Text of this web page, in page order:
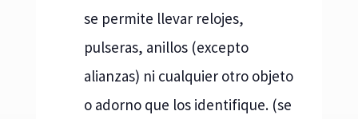
se permite llevar relojes,
pulseras, anillos (excepto
alianzas) ni cualquier otro objeto
o adorno que los identifique. (se